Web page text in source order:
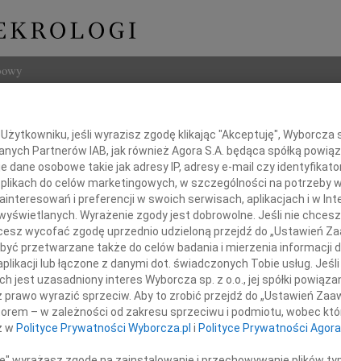
i Bliskim
współczucia
Imię i
INNE
Z
Pani
Z
Z
jeśli wyrazisz zgodę klikając "Akceptuję", Wyborcza
Partnerów IAB, jak również Agora S.A. będąca spółką
dane osobowe takie jak adresy IP, adresy e-mail czy
do celów marketingowych, w szczególności na potrzeby
i preferencji w swoich serwisach, aplikacjach i w
Wyrażenie zgody jest dobrowolne. Jeśli nie
wycofać zgodę uprzednio udzieloną przejdź do „Ustawień
przetwarzane także do celów badania i mierzenia informacji
lub łączone z danymi dot. świadczonych Tobie usług.
jest uzasadniony interes Wyborcza sp. z o.o., jej spółki
wyrazić sprzeciw. Aby to zrobić przejdź do „Ustawień
– w zależności od zakresu sprzeciwu i podmiotu, wobec
w Polityce Prywatności Wyborcza.pl i Polityce Prywatności Agora